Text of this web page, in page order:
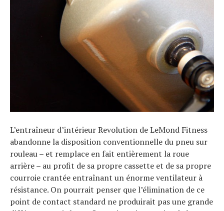
L’entraîneur d’intérieur Revolution de LeMond Fitness
abandonne la disposition conventionnelle du pneu sur
rouleau – et remplace en fait entièrement la roue
arrière – au profit de sa propre cassette et de sa propre
courroie crantée entraînant un énorme ventilateur à
résistance. On pourrait penser que l’élimination de ce
point de contact standard ne produirait pas une grande